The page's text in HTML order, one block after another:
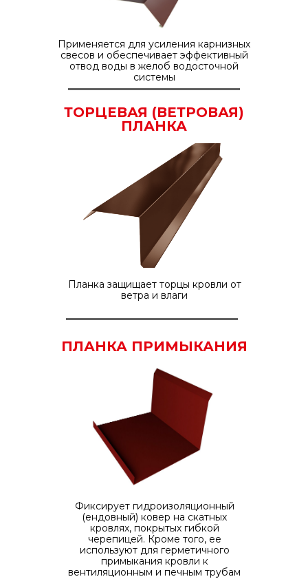
ПЛАНКА ПРИМЫКАНИЯ
ТОРЦЕВАЯ (ВЕТРОВАЯ)
ПЛАНКА
Применяется для усиления карнизных
свесов и обеспечивает эффективный
отвод воды в желоб водосточной
системы
Планка защищает торцы кровли от
ветра и влаги
Фиксирует гидроизоляционный
(ендовный) ковер на скатных
кровлях, покрытых гибкой
черепицей. Кроме того, ее
используют для герметичного
примыкания кровли к
вентиляционным и печным трубам